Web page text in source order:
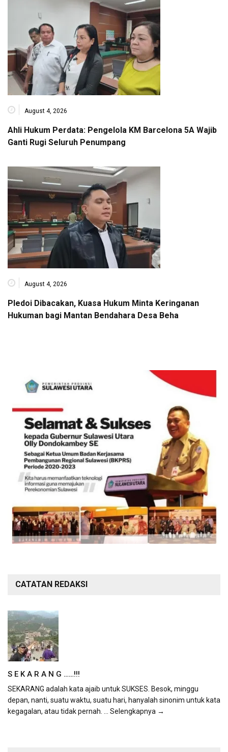
August 4, 2026
Ahli Hukum Perdata: Pengelola KM Barcelona 5A Wajib
Ganti Rugi Seluruh Penumpang
August 4, 2026
Pledoi Dibacakan, Kuasa Hukum Minta Keringanan
Hukuman bagi Mantan Bendahara Desa Beha
CATATAN REDAKSI
S E K A R A N G ……!!!
SEKARANG adalah kata ajaib untuk SUKSES. Besok, minggu
depan, nanti, suatu waktu, suatu hari, hanyalah sinonim untuk kata
kegagalan, atau tidak pernah. ... Selengkapnya →